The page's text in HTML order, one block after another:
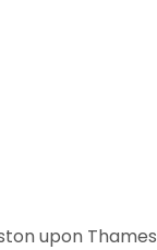
upon Thames